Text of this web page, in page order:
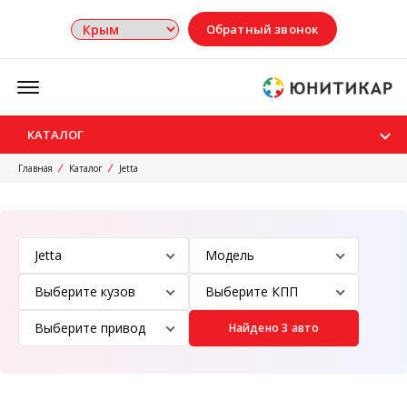
Обратный звонок
КАТАЛОГ
Главная Каталог Jetta
Найдено 3 авто